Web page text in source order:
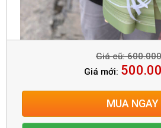
Giá cũ:
Giá mới:
MUA NGAY